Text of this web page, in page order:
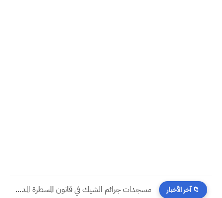
📁 آخر الأخبار مسجدات جرائم الشيك في قانون المسطرة المدنية الجديد